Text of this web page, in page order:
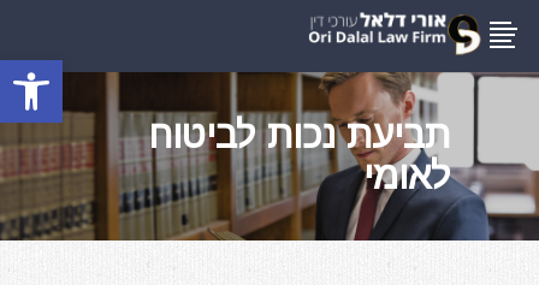
פתח
תביעת נכות לביטוח
לאומי